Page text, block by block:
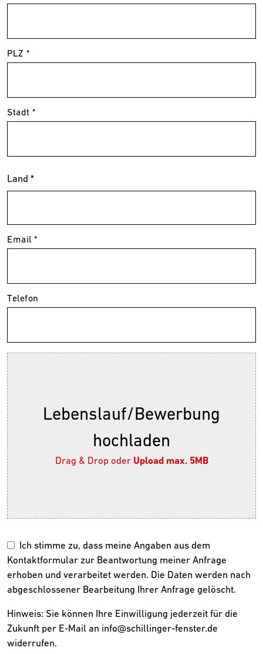
PLZ *
Stadt *
Land *
Email *
Telefon
Lebenslauf/Bewerbung
hochladen
Drag & Drop oder Upload max. 5MB
Ich stimme zu, dass meine Angaben aus dem
Kontaktformular zur Beantwortung meiner Anfrage
erhoben und verarbeitet werden. Die Daten werden nach
abgeschlossener Bearbeitung Ihrer Anfrage gelöscht.
Hinweis: Sie können Ihre Einwilligung jederzeit für die
Zukunft per E-Mail an info@schillinger-fenster.de
widerrufen.